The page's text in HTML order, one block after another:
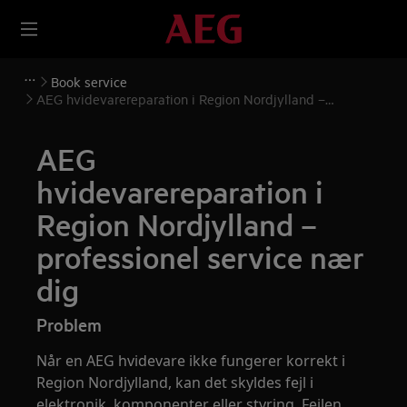
Book service
AEG hvidevarereparation i Region Nordjylland –
AEG
hvidevarereparation i
Region Nordjylland –
professionel service nær
dig
Problem
Når en AEG hvidevare ikke fungerer korrekt i
Region Nordjylland, kan det skyldes fejl i